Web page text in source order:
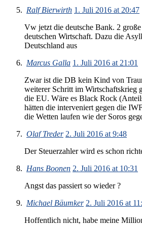
Ralf Bierwirth 1. Juli 2016 at 20:47
Vw jetzt die deutsche Bank. 2
deutschen Wirtschaft. Dazu die
Deutschland aus
Marcus Galla 1. Juli 2016 at 21:01
Zwar ist die DB kein Kind von
weiterer Schritt im Wirtschaftskrieg
die EU. Wäre es Black Rock
hätten die interveniert gegen die
die Wetten laufen wie der Soros
Olaf Treder 2. Juli 2016 at 9:48
Der Steuerzahler wird es schon
Hans Boonen 2. Juli 2016 at 10:31
Angst das passiert so wieder ?
Michael Bäumker 2. Juli 2016 at
Hoffentlich nicht, habe meine